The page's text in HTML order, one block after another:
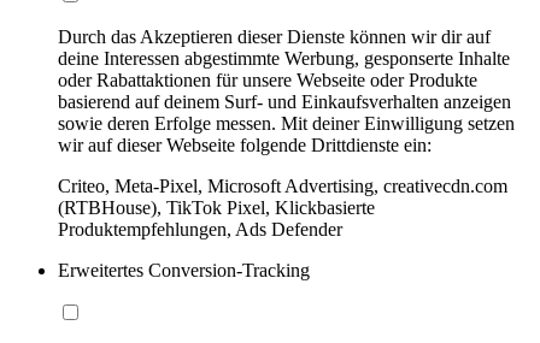
Durch das Akzeptieren dieser Dienste können wir dir auf
deine Interessen abgestimmte Werbung, gesponserte Inhalte
oder Rabattaktionen für unsere Webseite oder Produkte
basierend auf deinem Surf- und Einkaufsverhalten anzeigen
sowie deren Erfolge messen. Mit deiner Einwilligung setzen
wir auf dieser Webseite folgende Drittdienste ein:
Criteo, Meta-Pixel, Microsoft Advertising, creativecdn.com
(RTBHouse), TikTok Pixel, Klickbasierte
Produktempfehlungen, Ads Defender
Erweitertes Conversion-Tracking